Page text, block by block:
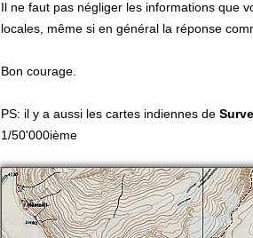
Il ne faut pas négliger les informations que
locales, même si en général la réponse
Bon courage.
PS: il y a aussi les cartes indiennes de
1/50'000ième